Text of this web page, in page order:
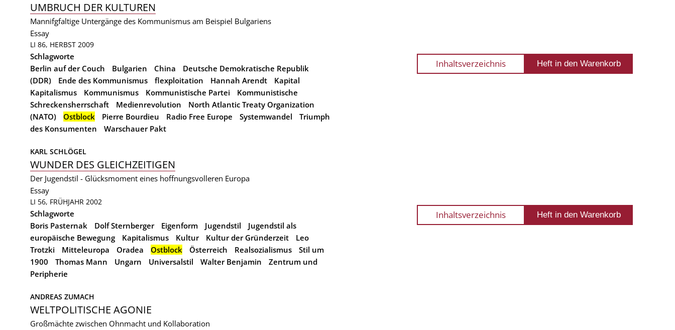
UMBRUCH DER KULTUREN
Mannifgfaltige Untergänge des Kommunismus am Beispiel Bulgariens
Essay
LI 86, HERBST 2009
Schlagworte
Berlin auf der Couch
Bulgarien China
Deutsche Demokratische Republik
(DDR)
Ende des Kommunismus flexploitation Hannah Arendt
Kapital
Kapitalismus
Kommunismus Kommunistische Partei
Kommunistische
Schreckensherrschaft
Medienrevolution
North Atlantic Treaty Organization
(NATO)
Ostblock Pierre Bourdieu Radio Free Europe Systemwandel
Triumph
des Konsumenten
Warschauer Pakt
Inhaltsverzeichnis
KARL SCHLÖGEL
WUNDER DES GLEICHZEITIGEN
Der Jugendstil - Glücksmoment eines hoffnungsvolleren Europa
Essay
LI 56, FRÜHJAHR 2002
Schlagworte
Boris Pasternak
Dolf Sternberger Eigenform Jugendstil
Jugendstil als
europäische Bewegung
Kapitalismus Kultur Kultur der Gründerzeit
Leo
Trotzki
Mitteleuropa Oradea Ostblock Österreich Realsozialismus
Stil um
1900
Thomas Mann Ungarn Universalstil Walter Benjamin
Zentrum und
Peripherie
Inhaltsverzeichnis
ANDREAS ZUMACH
WELTPOLITISCHE AGONIE
Großmächte zwischen Ohnmacht und Kollaboration